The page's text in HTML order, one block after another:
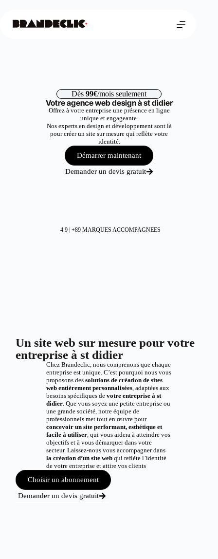
Dès 99€/mois seulement
Votre agence web design à st didier
Offrez à votre entreprise une présence en ligne
unique et engageante.
Nos experts en design et développement sont là
pour créer un site sur mesure qui reflète votre
identité.
Démarrer maintenant
Demander un devis gratuit
4.9 | +89 MARQUES ACCOMPAGNEES
Un site web sur mesure pour votre
entreprise à st didier
Chez Brandeclic, nous comprenons que chaque
entreprise est unique. C’est pourquoi nous vous
proposons des solutions de création de sites
web entièrement personnalisées, adaptées aux
besoins spécifiques de votre entreprise à st
didier. Que vous soyez une petite entreprise ou
une grande société, notre équipe de
professionnels met tout en œuvre pour
concevoir un site performant, esthétique et
facile à utiliser, qui vous aidera à atteindre vos
objectifs et à vous démarquer dans votre
secteur. Laissez-nous vous accompagner dans
la création d’un site webqui reflète l’identité
de votre entreprise et attire vos clients
Choisir un abonnement
Demander un devis gratuit